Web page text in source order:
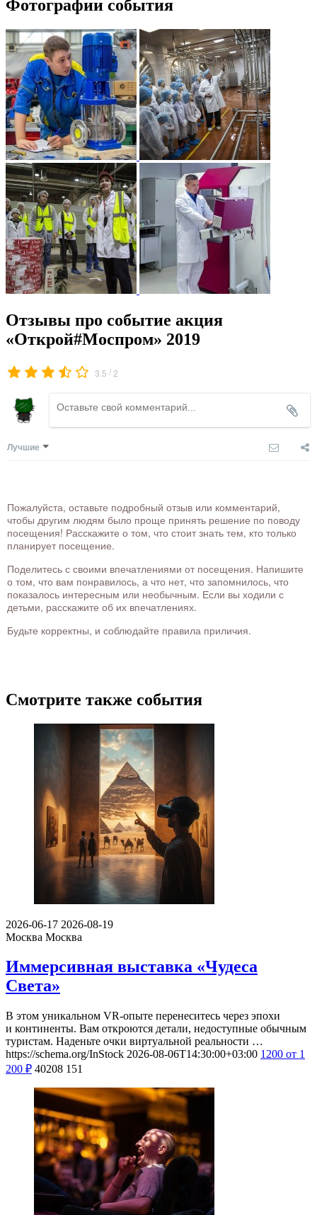
Фотографии события
Отзывы про событие акция
«Открой#Моспром» 2019
3.5 /2
Лучшие
Пожалуйста, оставьте подробный отзыв или комментарий,
чтобы другим людям было проще принять решение по поводу
посещения! Расскажите о том, что стоит знать тем, кто только
планирует посещение.
Поделитесь с своими впечатлениями от посещения. Напишите
о том, что вам понравилось, а что нет, что запомнилось, что
показалось интересным или необычным. Если вы ходили с
детьми, расскажите об их впечатлениях.
Будьте корректны, и соблюдайте правила приличия.
Смотрите также события
2026-06-17 2026-08-19
Москва Москва
Иммерсивная выставка «Чудеса
Света»
В этом уникальном VR-опыте перенеситесь через эпохи
и континенты. Вам откроются детали, недоступные обычным
туристам. Наденьте очки виртуальной реальности …
https://schema.org/InStock 2026-08-06T14:30:00+03:00 1200 от 1
200 ₽ 40208 151